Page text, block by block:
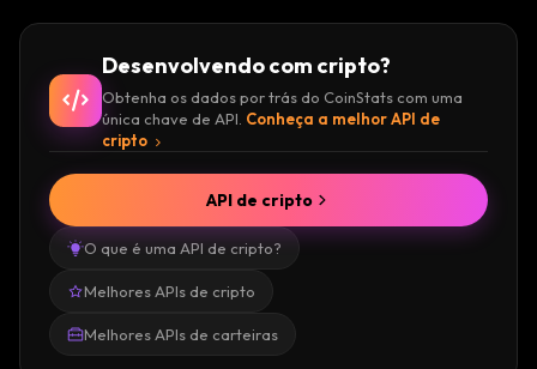
Desenvolvendo com cripto?
Obtenha os dados por trás do CoinStats com uma
única chave de API. Conheça a melhor API de
cripto
O que é uma API de cripto?
Melhores APIs de cripto
Melhores APIs de carteiras
API de cripto